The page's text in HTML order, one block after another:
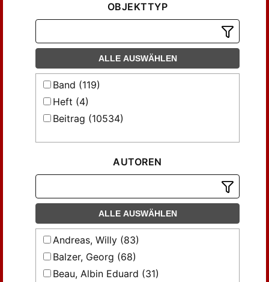
OBJEKTTYP
ALLE AUSWÄHLEN
Band (119)
Heft (4)
Beitrag (10534)
AUTOREN
ALLE AUSWÄHLEN
Andreas, Willy (83)
Balzer, Georg (68)
Beau, Albin Eduard (31)